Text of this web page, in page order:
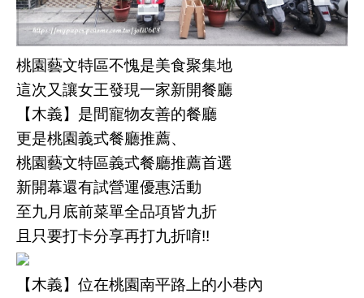
桃園藝文特區不愧是美食聚集地
這次又讓女王發現一家新開餐廳
【木義】是間寵物友善的餐廳
更是桃園義式餐廳推薦、
桃園藝文特區義式餐廳推薦首選
新開幕還有試營運優惠活動
至九月底前菜單全品項皆九折
且只要打卡分享再打九折唷!!
【木義】位在桃園南平路上的小巷內